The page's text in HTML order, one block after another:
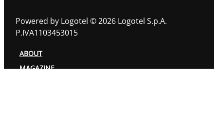
Powered by Logotel © 2026 Logotel S.p.A.
P.IVA1103453015
ABOUT
MAGAZINE